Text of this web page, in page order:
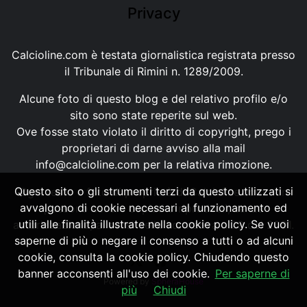
Privacy
Calcioline.com è testata giornalistica registrata presso
il Tribunale di Rimini n. 1289/2009.
Alcune foto di questo blog e del relativo profilo e/o
sito sono state reperite sul web.
Ove fosse stato violato il diritto di copyright, prego i
proprietari di darne avviso alla mail
info@calcioline.com per la relativa rimozione.
Ogni testo e foto di proprietà di Calcioline.com non
possono essere copiati o riprodotti, senza
autorizzazione, ai sensi della normativa n.29 del 2001.
Powered by SpheraHouse
Questo sito o gli strumenti terzi da questo utilizzati si
avvalgono di cookie necessari al funzionamento ed
utili alle finalità illustrate nella cookie policy. Se vuoi
saperne di più o negare il consenso a tutti o ad alcuni
cookie, consulta la cookie policy. Chiudendo questo
banner acconsenti all'uso dei cookie. Per saperne di
più
Chiudi